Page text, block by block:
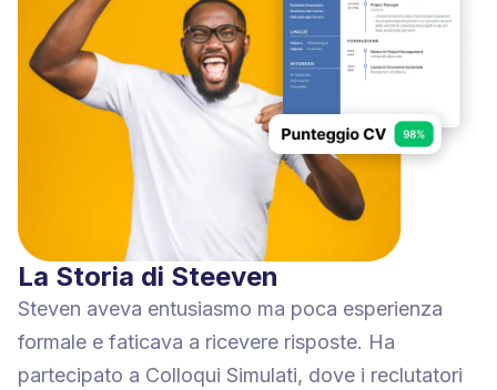
La Storia di Steeven
Steven aveva entusiasmo ma poca esperienza
formale e faticava a ricevere risposte. Ha
partecipato a Colloqui Simulati, dove i reclutatori